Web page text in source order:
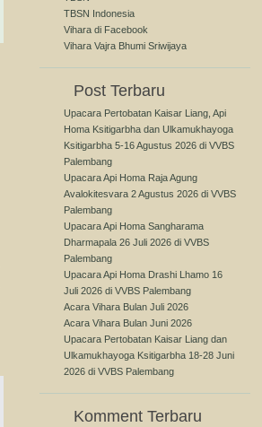
TBSN Indonesia
Vihara di Facebook
Vihara Vajra Bhumi Sriwijaya
Post Terbaru
Upacara Pertobatan Kaisar Liang, Api
Homa Ksitigarbha dan Ulkamukhayoga
Ksitigarbha 5-16 Agustus 2026 di VVBS
Palembang
Upacara Api Homa Raja Agung
Avalokitesvara 2 Agustus 2026 di VVBS
Palembang
Upacara Api Homa Sangharama
Dharmapala 26 Juli 2026 di VVBS
Palembang
Upacara Api Homa Drashi Lhamo 16
Juli 2026 di VVBS Palembang
Acara Vihara Bulan Juli 2026
Acara Vihara Bulan Juni 2026
Upacara Pertobatan Kaisar Liang dan
Ulkamukhayoga Ksitigarbha 18-28 Juni
2026 di VVBS Palembang
Komment Terbaru